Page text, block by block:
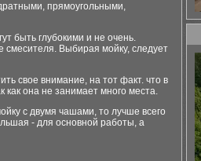
прямоугольными,
быть глубокими и не очень.
Выбирая мойку, следует
свое внимание, на тот факт. что в
как она не занимает много места.
с двумя чашами, то лучше всего
- для основной работы, а